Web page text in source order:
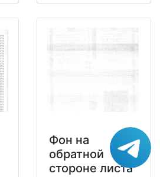
Фон на
обратной
стороне листа